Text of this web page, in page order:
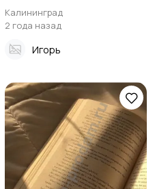
Калининград
2 года назад
Игорь